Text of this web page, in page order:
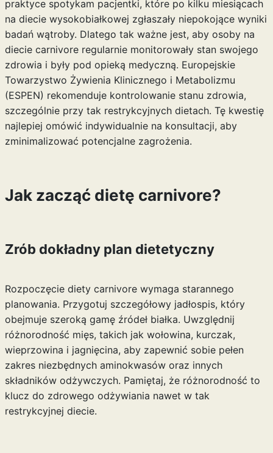
praktyce spotykam pacjentki, które po kilku miesiącach
na diecie wysokobiałkowej zgłaszały niepokojące wyniki
badań wątroby. Dlatego tak ważne jest, aby osoby na
diecie carnivore regularnie monitorowały stan swojego
zdrowia i były pod opieką medyczną. Europejskie
Towarzystwo Żywienia Klinicznego i Metabolizmu
(ESPEN) rekomenduje kontrolowanie stanu zdrowia,
szczególnie przy tak restrykcyjnych dietach. Tę kwestię
najlepiej omówić indywidualnie na konsultacji, aby
zminimalizować potencjalne zagrożenia.
Jak zacząć dietę carnivore?
Zrób dokładny plan dietetyczny
Rozpoczęcie diety carnivore wymaga starannego
planowania. Przygotuj szczegółowy jadłospis, który
obejmuje szeroką gamę źródeł białka. Uwzględnij
różnorodność mięs, takich jak wołowina, kurczak,
wieprzowina i jagnięcina, aby zapewnić sobie pełen
zakres niezbędnych aminokwasów oraz innych
składników odżywczych. Pamiętaj, że różnorodność to
klucz do zdrowego odżywiania nawet w tak
restrykcyjnej diecie.